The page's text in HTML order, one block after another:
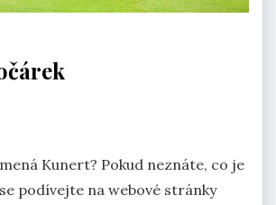
Kunert? Pokud neznáte, co je
podívejte na webové stránky